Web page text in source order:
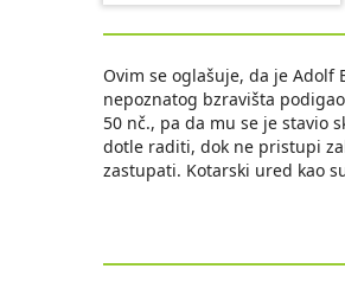
Ovim se oglašuje, da je Adolf
nepoznatog bzravišta
50 nč., pa da mu se je stavio
dotle raditi, dok ne pristupi
zastupati. Kotarski ured kao